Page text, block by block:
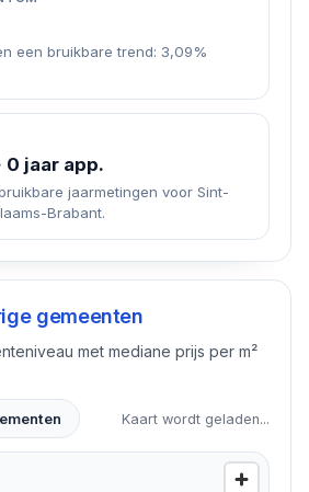
een bruikbare trend: 3,09%
0 jaar app.
jaarmetingen voor Sint-
Brabant.
gemeenten
met mediane prijs per m²
Kaart wordt geladen...